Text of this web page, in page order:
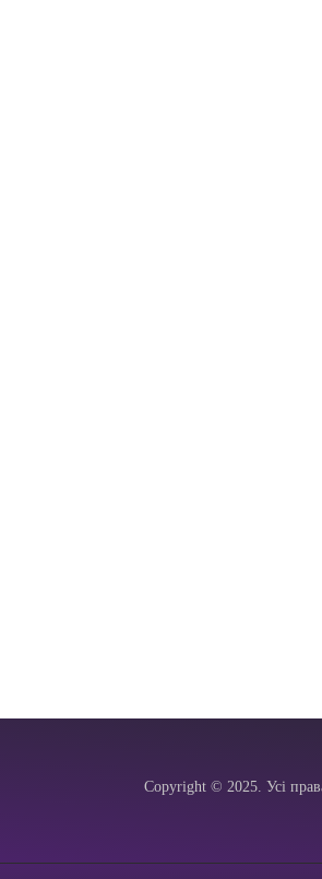
Copyright © 2025. Усі